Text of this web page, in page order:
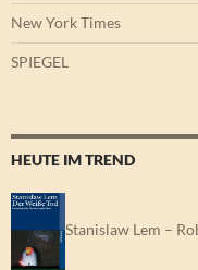
New York Times
SPIEGEL
HEUTE IM TREND
Stanislaw Lem –